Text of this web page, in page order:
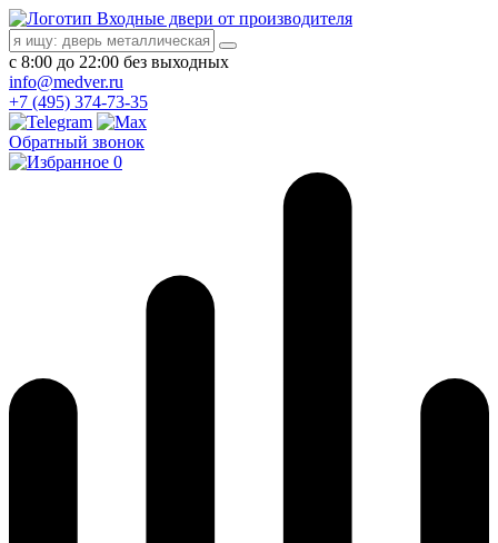
Входные двери от производителя
с 8:00 до 22:00 без выходных
info@medver.ru
+7 (495) 374-73-35
Обратный звонок
0